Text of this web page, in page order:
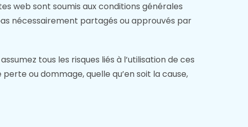
web sont soumis aux conditions générales
nécessairement partagés ou approuvés par
tous les risques liés à l’utilisation de ces
ou dommage, quelle qu’en soit la cause,